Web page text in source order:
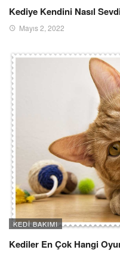
Kediye Kendini Nasıl
Mayıs 2, 2022
KEDI BAKIMI
Kediler En Çok Hangi